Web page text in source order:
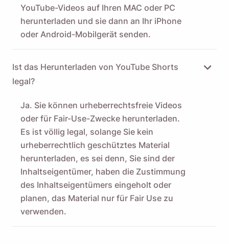
YouTube-Videos auf Ihren MAC oder PC
herunterladen und sie dann an Ihr iPhone
oder Android-Mobilgerät senden.
Ist das Herunterladen von YouTube Shorts
legal?
Ja. Sie können urheberrechtsfreie Videos
oder für Fair-Use-Zwecke herunterladen.
Es ist völlig legal, solange Sie kein
urheberrechtlich geschütztes Material
herunterladen, es sei denn, Sie sind der
Inhaltseigentümer, haben die Zustimmung
des Inhaltseigentümers eingeholt oder
planen, das Material nur für Fair Use zu
verwenden.